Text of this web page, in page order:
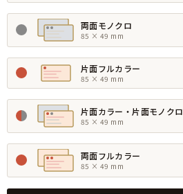
両面モノクロ
85 × 49 mm
片面フルカラー
85 × 49 mm
片面カラー・片面モノクロ
85 × 49 mm
両面フルカラー
85 × 49 mm